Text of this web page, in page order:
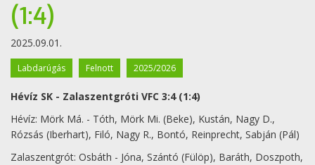
(1:4)
2025.09.01.
Labdarúgás Felnott 2025/2026
Hévíz SK - Zalaszentgróti VFC 3:4 (1:4)
Hévíz: Mörk Má. - Tóth, Mörk Mi. (Beke), Kustán, Nagy D.,
Rózsás (Iberhart), Filó, Nagy R., Bontó, Reinprecht, Sabján (Pál)
Zalaszentgrót: Osbáth - Jóna, Szántó (Fülöp), Baráth, Doszpoth,